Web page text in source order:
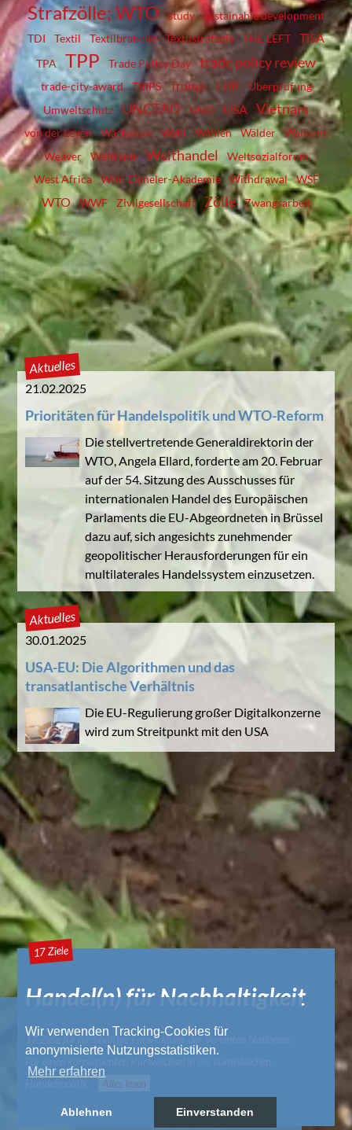
Wir verwenden Tracking-Cookies für
anonymisierte Nutzungsstatistiken.
Mehr erfahren
Ablehnen Einverstanden
Strafzölle; WTO study
sustainable development
TDI
Textil Textilbranche Textilstrategie THE LEFT TiSA
TPA TPP Trade Policy Day trade policy review
trade-city-award TRIPS Trump TTIP
Überprüfung
Umweltschutz
UNCTAD UNO USA Vietnam
von der Leyen Wachstum Wahl Wahlen Wälder
Wallonie
Weaver
Weltbank Welthandel
Weltsozialforum
West Africa
Willi-Eicheler-Akademie Withdrawal WSF
WTO WWF Zivilgesellschaft Zölle Zwangsarbeit
Aktuelles
21.02.2025
Prioritäten für Handelspolitik und WTO-Reform
Die stellvertretende Generaldirektorin der
WTO, Angela Ellard, forderte am 20. Februar
auf der 54. Sitzung des Ausschusses für
internationalen Handel des Europäischen
Parlaments die EU-Abgeordneten in Brüssel
dazu auf, sich angesichts zunehmender
geopolitischer Herausforderungen für ein
multilaterales Handelssystem einzusetzen.
Aktuelles
30.01.2025
USA-EU: Die Algorithmen und das
transatlantische Verhältnis
Die EU-Regulierung großer Digitalkonzerne
wird zum Streitpunkt mit den USA
17 Ziele
Handel(n) für Nachhaltigkeit
17 Ziele für nachhaltige Entwicklung der Vereinten Nationen:
Für einen konsequenten Kurswechsel in der europäischen